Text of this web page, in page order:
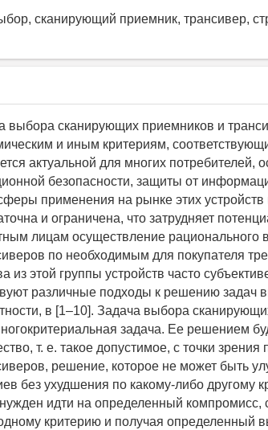
сканирующий приемник, трансивер,
выбора сканирующих приемников и
и иным критериям,
актуальной для многих потребителей,
безопасности, защиты от
применения на рынке этих
и ограничена, что затрудняет
лицам осуществление рационального
по необходимым для покупателя
из этой группы устройств часто
различные подходы к решению задач
в [1–10]. Задача выбора
задача. Ее решением
т. е. такое допустимое, с точки
решение, которое не может быть
без ухудшения по какому-либо другому
идти на определенный компромисс,
критерию и получая определенный